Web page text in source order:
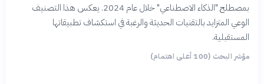
بمصطلح "الذكاء الاصطناعي" خلال عام 2024. يعكس هذا التصنيف
الوعي المتزايد بالتقنيات الحديثة والرغبة في استكشاف تطبيقاتها
المستقبلية.
مؤشر البحث (100 أعلى اهتمام)